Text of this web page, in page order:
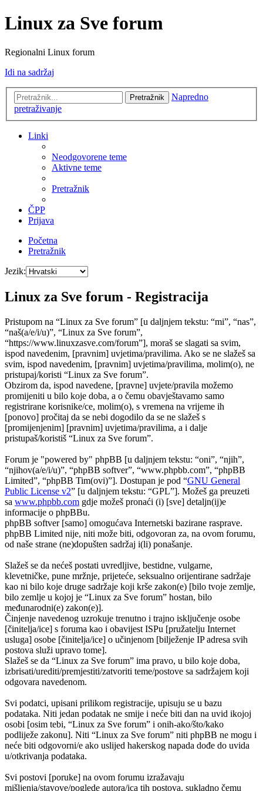
Linux za Sve forum
Regionalni Linux forum
Idi na sadržaj
Pretražnik
Napredno
pretraživanje
Linki
Neodgovorene teme
Aktivne teme
Pretražnik
ČPP
Prijava
Početna
Pretražnik
Jezik:
Linux za Sve forum - Registracija
Pristupom na “Linux za Sve forum” [u daljnjem tekstu: “mi”, “nas”,
“naš(a/e/i/u)”, “Linux za Sve forum”,
“https://www.linuxzasve.com/forum”], moraš se slagati sa svim,
ispod navedenim, [pravnim] uvjetima/pravilima. Ako se ne slažeš sa
svim, ispod navedenim, [pravnim] uvjetima/pravilima, molim(o), ne
pristupaj/koristi “Linux za Sve forum”.
Obzirom da, ispod navedene, [pravne] uvjete/pravila možemo
promijeniti u bilo koje doba, a o čemu obavještavamo samo
registrirane korisnike/ce, molim(o), s vremena na vrijeme ih
[ponovo] pročitaj da se nebi dogodilo da se ne slažeš s
[promijenjenim] [pravnim] uvjetima/pravilima, a i dalje
pristupaš/koristiš “Linux za Sve forum”.
Forum je "powered by" phpBB [u daljnjem tekstu: “oni”, “njih”,
“njihov(a/e/i/u)”, “phpBB softver”, “www.phpbb.com”, “phpBB
Limited”, “phpBB Tim(ovi)”]. Dostupan je pod “GNU General
Public License v2” [u daljnjem tekstu: “GPL”]. Možeš ga preuzeti
sa www.phpbb.com gdje možeš pronaći (i) [sve] detaljn(ij)e
informacije o phpBBu.
phpBB softver [samo] omogućava Internetski bazirane rasprave.
phpBB Limited nije, niti može biti, odgovoran za, na ovom forumu,
od naše strane (ne)dopušten sadržaj i(li) ponašanje.
Slažeš se da nećeš postati uvredljive, bestidne, vulgarne,
klevetničke, pune mržnje, prijeteće, seksualno orijentirane sadržaje
kao ni bilo koje druge sadržaje koji krše zakon(e) [bilo tvoje zemlje,
bilo zemlje u kojoj je “Linux za Sve forum” hostan, bilo
međunarodni(e) zakon(e)].
Činjenje navedenog uzrokuje trenutno i trajno isključenje osobe
[činitelja/ice] s foruma kao i obavijest ISPu [pružatelju Internet
usluga] osobe [činitelja/ice] o učinjenom [bilježenje IP adresa svih
postova služi upravo tome].
Slažeš se da “Linux za Sve forum” ima pravo, u bilo koje doba,
izbrisati/urediti/premjestiti/zatvoriti teme/postove sa sadržajem koji
odgovara navedenom.
Svi podatci, upisani prilikom registracije, upisuju se u bazu
podataka. Niti jedan podatak ne smije i neće biti dan na uvid ikojoj
osobi [osim tebi, “Linux za Sve forum” i onih-ako/što/kako
podliježe zakonu]. Niti “Linux za Sve forum” niti phpBB ne mogu i
neće biti odgovorni/e ako uslijed hakerskog napada dođe do uvida
u/otkrivanja podataka.
Svi postovi [poruke] na ovom forumu izražavaju
mišljenja/stavove/poglede autora/ica tih postova, sukladno čemu